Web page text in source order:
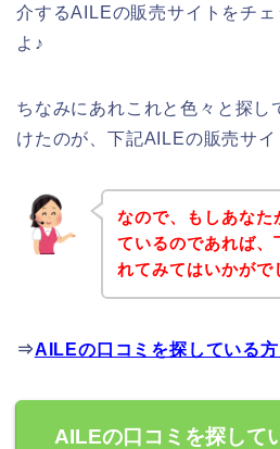
介するAILEの販売サイトをチ
よ♪
ちなみにあれこれと色々と探し
けたのが、下記AILEの販売サイ
なので、もしあな
ているのであれば、
れてみてはいかがで
⇒AILEの口コミを探している
AILEの口コミを探して